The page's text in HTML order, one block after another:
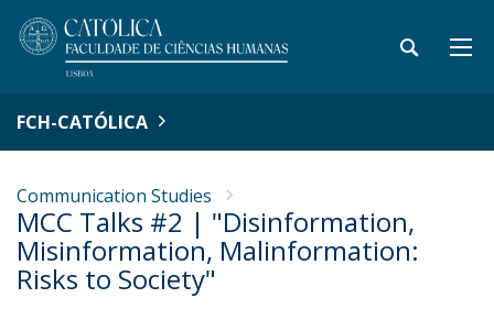
FCH-CATÓLICA
Communication Studies
MCC Talks #2 | "Disinformation,
Misinformation, Malinformation:
Risks to Society"